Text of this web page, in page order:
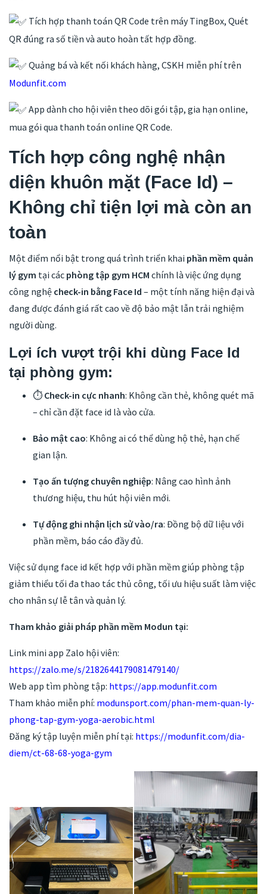
Tích hợp thanh toán QR Code trên máy TingBox, Quét
QR đúng ra số tiền và auto hoàn tất hợp đồng.
Quảng bá và kết nối khách hàng, CSKH miễn phí trên
Modunfit.com
App dành cho hội viên theo dõi gói tập, gia hạn online,
mua gói qua thanh toán online QR Code.
Tích hợp công nghệ nhận
diện khuôn mặt (Face Id) –
Không chỉ tiện lợi mà còn an
toàn
Một điểm nổi bật trong quá trình triển khai phần mềm quản
lý gym tại các phòng tập gym HCM chính là việc ứng dụng
công nghệ check-in bằng Face Id – một tính năng hiện đại và
đang được đánh giá rất cao về độ bảo mật lẫn trải nghiệm
người dùng.
Lợi ích vượt trội khi dùng Face Id
tại phòng gym:
⏱ Check-in cực nhanh: Không cần thẻ, không quét mã
– chỉ cần đặt face id là vào cửa.
Bảo mật cao: Không ai có thể dùng hộ thẻ, hạn chế
gian lận.
Tạo ấn tượng chuyên nghiệp: Nâng cao hình ảnh
thương hiệu, thu hút hội viên mới.
Tự động ghi nhận lịch sử vào/ra: Đồng bộ dữ liệu với
phần mềm, báo cáo đầy đủ.
Việc sử dụng face id kết hợp với phần mềm giúp phòng tập
giảm thiểu tối đa thao tác thủ công, tối ưu hiệu suất làm việc
cho nhân sự lễ tân và quản lý.
Tham khảo giải pháp phần mềm Modun tại:
Link mini app Zalo hội viên:
https://zalo.me/s/2182644179081479140/
Web app tìm phòng tập: https://app.modunfit.com
Tham khảo miễn phí: modunsport.com/phan-mem-quan-ly-
phong-tap-gym-yoga-aerobic.html
Đăng ký tập luyện miễn phí tại: https://modunfit.com/dia-
diem/ct-68-68-yoga-gym